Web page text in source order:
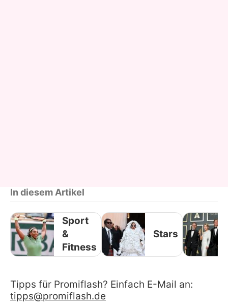
In diesem Artikel
Sport
&
Fitness
Stars
Tipps für Promiflash? Einfach E-Mail an:
tipps@promiflash.de